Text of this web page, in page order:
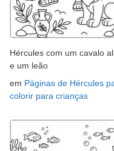
Hércules com um cavalo
e um leão
em Páginas de Hércules
colorir para crianças